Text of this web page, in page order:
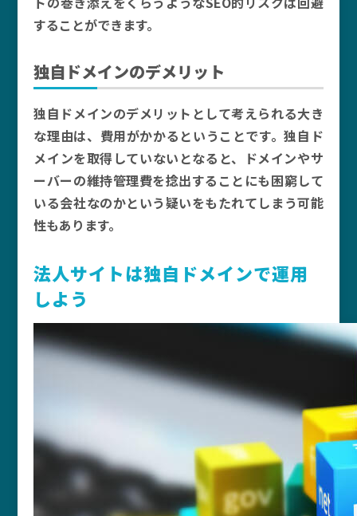
することができます。
独自ドメインのデメリット
独自ドメインのデメリットとして考えられる大き
な理由は、費用がかかるということです。独自ド
メインを取得していないとなると、ドメインやサ
ーバーの維持管理費を捻出することにも困窮して
いる会社なのかという疑いをもたれてしまう可能
性もあります。
法人サイトは独自ドメインで運用
しよう